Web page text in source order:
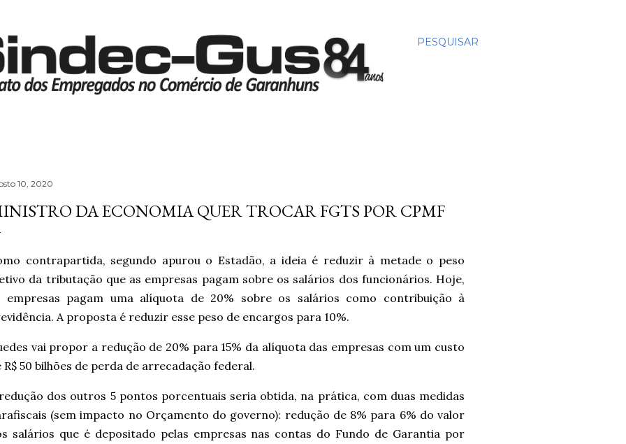
PESQUISAR
10, 2020
DA ECONOMIA QUER TROCAR FGTS POR CPMF
contrapartida, segundo apurou o Estadão, a ideia é reduzir à metade o peso
da tributação que as empresas pagam sobre os salários dos funcionários. Hoje,
empresas pagam uma alíquota de 20% sobre os salários como contribuição à
A proposta é reduzir esse peso de encargos para 10%.
vai propor a redução de 20% para 15% da alíquota das empresas com um custo
R$ 50 bilhões de perda de arrecadação federal.
dos outros 5 pontos porcentuais seria obtida, na prática, com duas medidas
(sem impacto no Orçamento do governo): redução de 8% para 6% do valor
salários que é depositado pelas empresas nas contas do Fundo de Garantia por